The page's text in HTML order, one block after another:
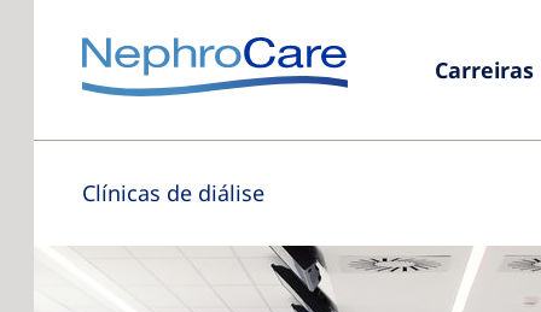
Carreiras
Clínicas de diálise